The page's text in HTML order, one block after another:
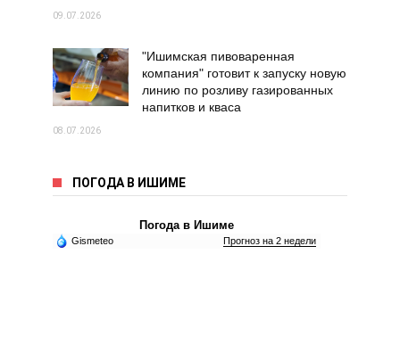
09.07.2026
"Ишимская пивоваренная
компания" готовит к запуску новую
линию по розливу газированных
напитков и кваса
08.07.2026
ПОГОДА В ИШИМЕ
Погода в Ишиме
Gismeteo Прогноз на 2 недели